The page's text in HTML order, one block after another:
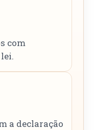
com
a declaração